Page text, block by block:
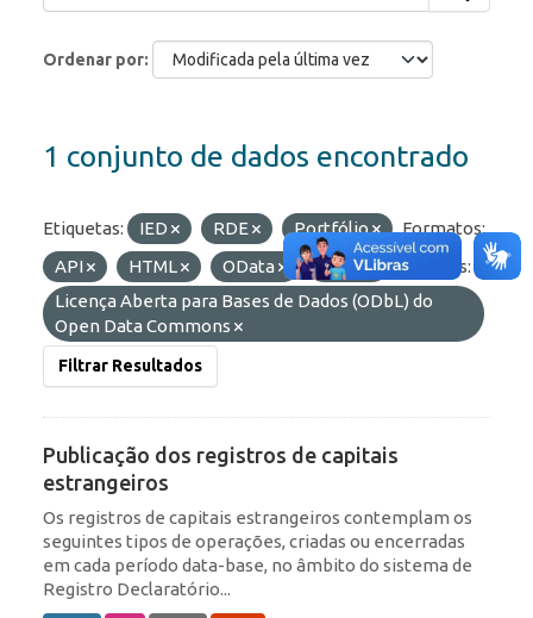
Ordenar por
1 conjunto de dados encontrado
Etiquetas: IED RDE Portfólio
Formatos:
API
HTML OData JSON
Licenças:
Licença Aberta para Bases de Dados (ODbL) do
Open Data Commons
Filtrar Resultados
Publicação dos registros de capitais
estrangeiros
Os registros de capitais estrangeiros contemplam os
seguintes tipos de operações, criadas ou encerradas
em cada período data-base, no âmbito do sistema de
Registro Declaratório...